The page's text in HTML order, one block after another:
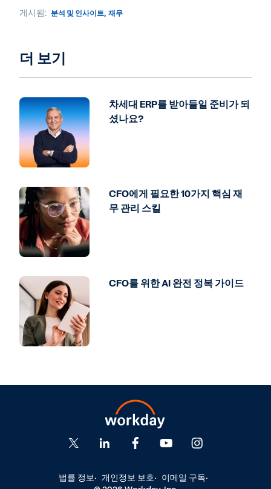
게시됨: 분석 및 인사이트, 재무
더 보기
차세대 ERP를 받아들일 준비가 되
셨나요?
CFO에게 필요한 10가지 핵심 재
무 관리 스킬
CFO를 위한 AI 완전 정복 가이드
법률 정보 개인정보 보호
이메일 구독